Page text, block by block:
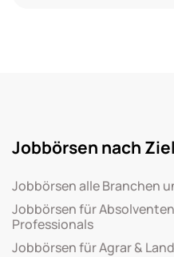
Jobbörsen nach
Jobbörsen alle Branchen
Jobbörsen für
Professionals
Jobbörsen für Agrar &